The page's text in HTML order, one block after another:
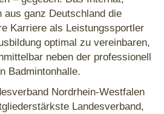
aus ganz Deutschland die
Karriere als Leistungssportler
optimal zu vereinbaren,
neben der professionell
Badmintonhalle.
Nordrhein-Westfalen
Landesverband,